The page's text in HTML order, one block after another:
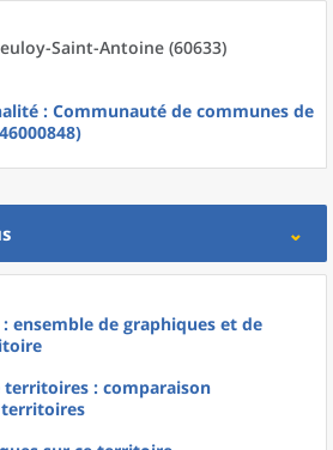
Saint-Antoine (60633)
: Communauté de communes de
ensemble de graphiques et de
territoires : comparaison